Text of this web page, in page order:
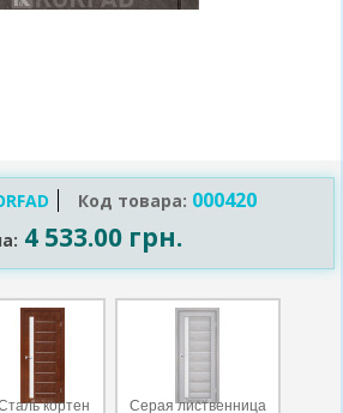
Код товара: 000420
4 533.00 грн.
кортен Серая лиственница